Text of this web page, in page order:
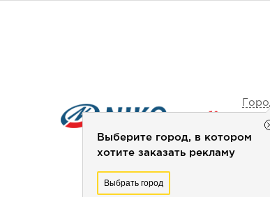
Выберите город, в котором
хотите заказать рекламу
Выбрать город